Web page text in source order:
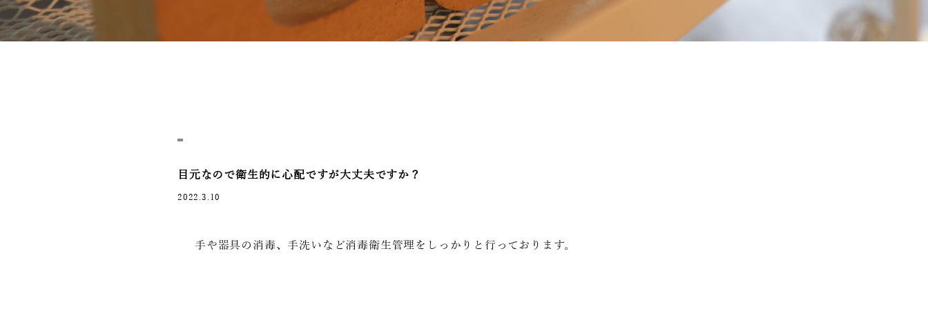
目元なので衛生的に心配ですが大丈夫ですか？
2022.3.10
手や器具の消毒、手洗いなど消毒衛生管理をしっかりと行っております。